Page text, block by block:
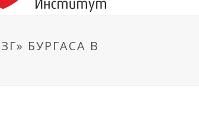
БУРГАСА В